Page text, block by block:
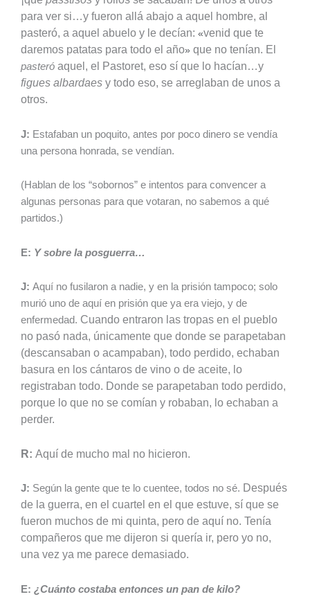
para ver si…y fueron allá abajo a aquel hombre, al
pasteró, a aquel abuelo y le decían: «venid que te
daremos patatas para todo el año» que no tenían. El
pasteró aquel, el Pastoret, eso sí que lo hacían…y
figues albardaes y todo eso, se arreglaban de unos a
otros.
J: Estafaban un poquito, antes por poco dinero se vendía
una persona honrada, se vendían.
(Hablan de los “sobornos” e intentos para convencer a
algunas personas para que votaran, no sabemos a qué
partidos.)
E: Y sobre la posguerra…
J: Aquí no fusilaron a nadie, y en la prisión tampoco; solo
murió uno de aquí en prisión que ya era viejo, y de
enfermedad. Cuando entraron las tropas en el pueblo
no pasó nada, únicamente que donde se parapetaban
(descansaban o acampaban), todo perdido, echaban
basura en los cántaros de vino o de aceite, lo
registraban todo. Donde se parapetaban todo perdido,
porque lo que no se comían y robaban, lo echaban a
perder.
R: Aquí de mucho mal no hicieron.
J: Según la gente que te lo cuentee, todos no sé. Después
de la guerra, en el cuartel en el que estuve, sí que se
fueron muchos de mi quinta, pero de aquí no. Tenía
compañeros que me dijeron si quería ir, pero yo no,
una vez ya me parece demasiado.
E: ¿Cuánto costaba entonces un pan de kilo?